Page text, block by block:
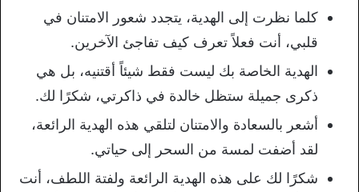
كلما نظرت إلى الهدية، يتجدد شعور الامتنان في
قلبي، أنت فعلاً تعرف كيف تفاجئ الآخرين.
الهدية الخاصة بك ليست فقط شيئاً أقتنيه، بل هي
ذكرى جميلة ستظل خالدة في ذاكرتي، شكرًا لك.
أشعر بالسعادة والامتنان لتلقي هذه الهدية الرائعة،
لقد أضفت لمسة من السحر إلى حياتي.
شكرًا لك على هذه الهدية الرائعة ولفتة اللطف، أنت